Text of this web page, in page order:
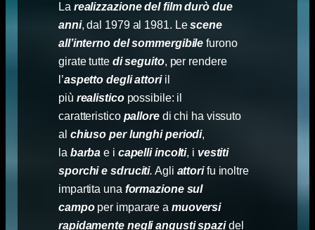
La realizzazione del film durò due
anni, dal 1979 al 1981. Lescene
all’interno del sommergibile furono
girate tutte di seguito, per rendere
l’aspetto degli attoriil
più realisticopossibile: il
caratteristico pallore di chi ha vissuto
al chiuso per lunghi periodi,
la barba e i capelli incolti, i vestiti
sporchi e sdruciti. Agli attorifu inoltre
impartita una formazione sul
campoper imparare a muoversi
rapidamente negli angusti spazi del